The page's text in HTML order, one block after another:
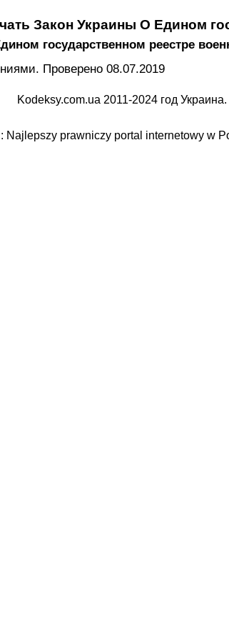
Закон Украины О Едином
государственном реестре
Проверено 08.07.2019
Kodeksy.com.ua 2011-2024 год
Najlepszy prawniczy portal internetowy w